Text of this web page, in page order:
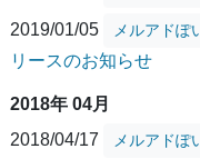
2019/01/05 メルアドぽ
リースのお知らせ
2018年 04月
2018/04/17
メルアドぽ